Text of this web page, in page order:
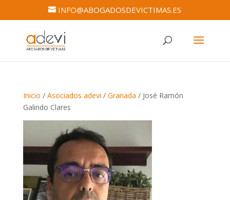
INFO@ABOGADOSDEVICTIMAS.ES
Inicio / Asociados adevi / Granada / José Ramón
Galindo Clares